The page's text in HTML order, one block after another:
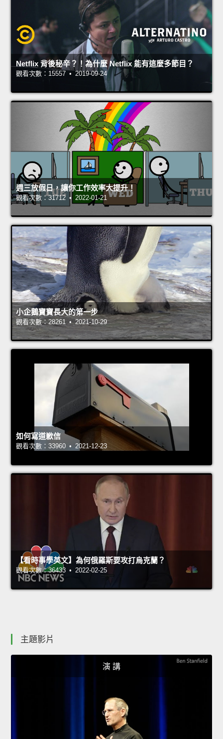
Netflix 背後秘辛？！為什麼 Netflix 能有這麼多節目？
觀看次數：15557 • 2019-09-24
週三放假日，讓你工作效率大提升！
觀看次數：31712 • 2022-01-21
小企鵝寶寶長大的第一步
觀看次數：28261 • 2021-10-29
如何寫道歉信
觀看次數：33960 • 2021-12-23
【看時事學英文】為何俄羅斯要攻打烏克蘭？
觀看次數：36433 • 2022-02-25
主題影片
演 講